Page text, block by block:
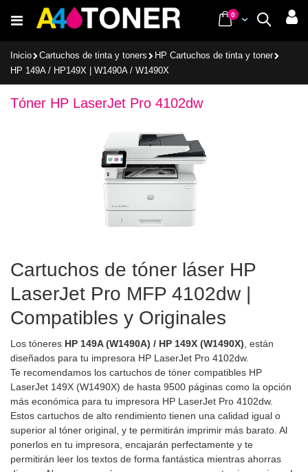
al
Buscar
Cart
0items
Inicio Cartuchos de tinta y toners
HP Cartuchos de tinta y toner
HP 149A / HP149X | W1490A / W1490X
Tóner HP LaserJet Pro 4102dw
Cartuchos de tóner láser HP
LaserJet Pro MFP 4102dw |
Compatibles y Originales
Los tóneres HP 149A (W1490A) / HP 149X (W1490X) , están
diseñados para tu impresora HP LaserJet Pro 4102dw.
Te recomendamos los cartuchos de tóner compatibles HP
LaserJet 149X (W1490X) de hasta 9500 páginas como la opción
más económica para tu impresora HP LaserJet Pro 4102dw.
Estos cartuchos de alto rendimiento tienen una calidad igual o
superior al tóner original, y te permitirán imprimir más barato. Al
ponerlos en tu impresora, encajarán perfectamente y te
permitirán leer los textos de forma fantástica mientras ahorras